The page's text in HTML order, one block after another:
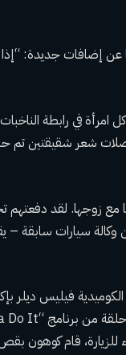
عن إضافات جديدة:
في رابطة
شعر شقيقتين تم
مع زوجها. لقد دفعتهم
وكالة سيارات سابقة
فيليس ديلر
قام كوهون